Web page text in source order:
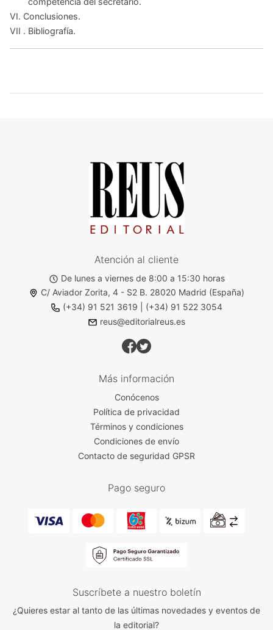
VI. Conclusiones.
VII . Bibliografía.
Atención al cliente
De lunes a viernes de 8:00 a 15:30 horas
C/ Aviador Zorita, 4 - S2 B. 28020 Madrid (España)
(+34) 91 521 3619
(+34) 91 522 3054
reus@editorialreus.es
Más información
Conócenos
Política de privacidad
Términos y condiciones
Condiciones de envío
Contacto de seguridad GPSR
Pago seguro
Suscríbete a nuestro boletín
¿Quieres estar al tanto de las últimas novedades y eventos de
la editorial?